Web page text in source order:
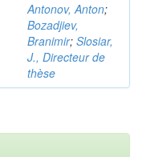
Antonov, Anton;
Bozadjiev,
Branimir; Slosiar,
J., Directeur de
thèse